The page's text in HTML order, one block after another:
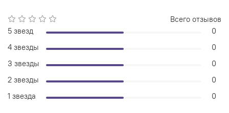
Всего отзывов
5 звезд
0
4 звезды
0
3 звезды
0
2 звезды
0
1 звезда
0